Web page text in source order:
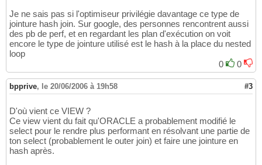
Je ne sais pas si l'optimiseur privilégie davantage ce type de
jointure hash join. Sur google, des personnes rencontrent aussi
des pb de perf, et en regardant les plan d'exécution on voit
encore le type de jointure utilisé est le hash à la place du nested
loop
0
0
bpprive, le 20/06/2006 à 19h58 #3
D'où vient ce VIEW ?
Ce view vient du fait qu'ORACLE a probablement modifié le
select pour le rendre plus performant en résolvant une partie de
ton select (probablement le outer join) et faire une jointure en
hash après.